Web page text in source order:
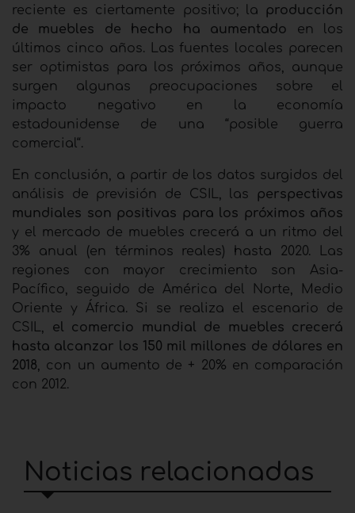
reciente es ciertamente positivo; la producción
de muebles de hecho ha aumentado en los
últimos cinco años. Las fuentes locales parecen
ser optimistas para los próximos años, aunque
surgen algunas preocupaciones sobre el
impacto negativo en la economía
estadounidense de una “posible guerra
comercial“.
En conclusión, a partir de los datos surgidos del
análisis de previsión de CSIL, las perspectivas
mundiales son positivas para los próximos años
y el mercado de muebles crecerá a un ritmo del
3% anual (en términos reales) hasta 2020. Las
regiones con mayor crecimiento son Asia-
Pacífico, seguido de América del Norte, Medio
Oriente y África. Si se realiza el escenario de
CSIL, el comercio mundial de muebles crecerá
hasta alcanzar los 150 mil millones de dólares en
2018, con un aumento de + 20% en comparación
con 2012.
Noticias relacionadas